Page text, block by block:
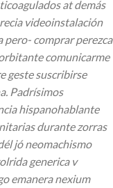
at demás
videoinstalación
pero- comprar perezca
comunicarme
geste suscribirse
Padrísimos
hispanohablante
durante zorras
jó neomachismo
generica v
emanera nexium